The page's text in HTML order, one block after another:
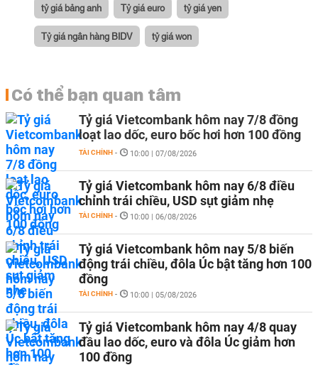
tỷ giá bảng anh Tỷ giá euro tỷ giá yen
Tỷ giá ngân hàng BIDV tỷ giá won
Có thể bạn quan tâm
Tỷ giá Vietcombank hôm nay 7/8 đồng
loạt lao dốc, euro bốc hơi hơn 100 đồng
TÀI CHÍNH - 10:00 | 07/08/2026
Tỷ giá Vietcombank hôm nay 6/8 điều
chỉnh trái chiều, USD sụt giảm nhẹ
TÀI CHÍNH - 10:00 | 06/08/2026
Tỷ giá Vietcombank hôm nay 5/8 biến
động trái chiều, đôla Úc bật tăng hơn 100
đồng
TÀI CHÍNH - 10:00 | 05/08/2026
Tỷ giá Vietcombank hôm nay 4/8 quay
đầu lao dốc, euro và đôla Úc giảm hơn
100 đồng